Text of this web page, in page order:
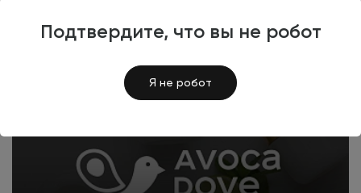
Подтвердите, что вы не робот
Я не робот
Подробнее